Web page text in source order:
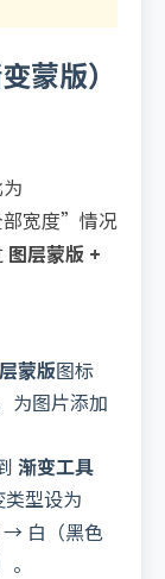
蒙版）
宽度”情况
图层蒙版 +
蒙版图标
为图片添加
渐变工具
型设为
→ 白（黑色